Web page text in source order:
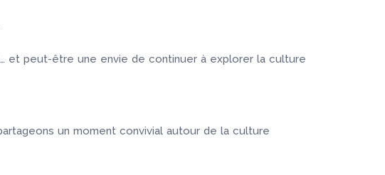
et peut-être une envie de continuer à explorer la culture
un moment convivial autour de la culture